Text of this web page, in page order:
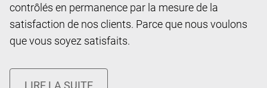
contrôlés en permanence par la mesure de la
satisfaction de nos clients. Parce que nous voulons
que vous soyez satisfaits.